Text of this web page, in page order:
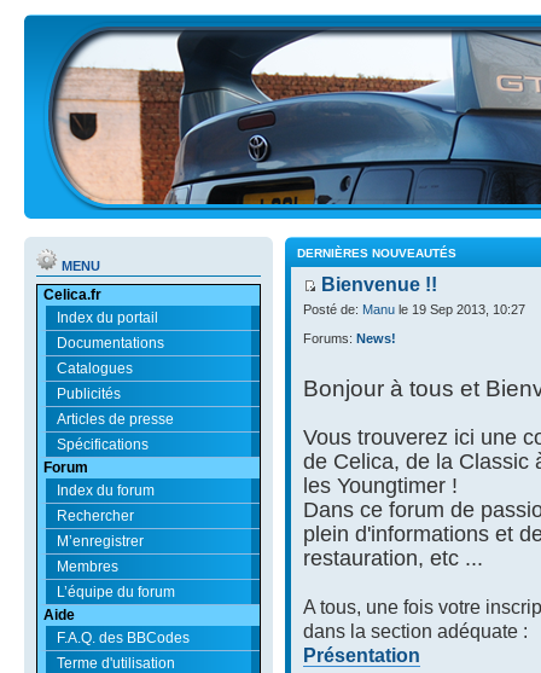
MENU
Celica.fr
Index du portail
Documentations
Catalogues
Publicités
Articles de presse
Spécifications
Forum
Index du forum
Rechercher
M’enregistrer
Membres
L’équipe du forum
Aide
F.A.Q. des BBCodes
Terme d'utilisation
DERNIÈRES NOUVEAUTÉS
Bienvenue !!
Posté de: Manu le 19 Sep 2013, 10:27
Forums: News!
Bonjour à tous et
Vous trouverez ici une
de Celica, de la Classic
les Youngtimer !
Dans ce forum de
plein d'informations et
restauration, etc ...
A tous, une fois votre
dans la section adéquate :
Présentation